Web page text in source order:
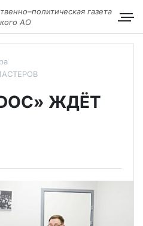
газета
АО
ЖДЁТ